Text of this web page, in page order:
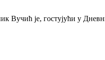
Вучић је, гостујући у